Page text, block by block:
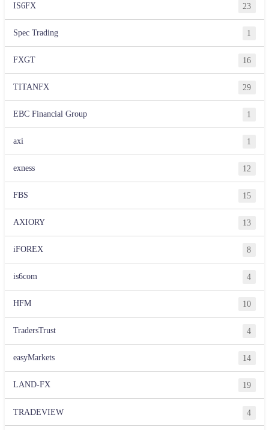
IS6FX 23
Spec Trading 1
FXGT 16
TITANFX 29
EBC Financial Group 1
axi 1
exness 12
FBS 15
AXIORY 13
iFOREX 8
is6com 4
HFM 10
TradersTrust 4
easyMarkets 14
LAND-FX 19
TRADEVIEW 4